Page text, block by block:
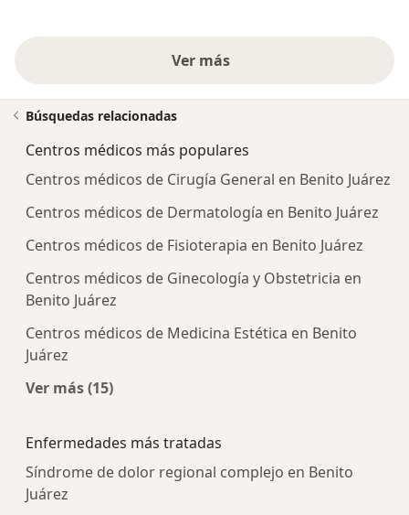
Ver más
Búsquedas relacionadas
Centros médicos más populares
Centros médicos de Cirugía General en Benito Juárez
Centros médicos de Dermatología en Benito Juárez
Centros médicos de Fisioterapia en Benito Juárez
Centros médicos de Ginecología y Obstetricia en
Benito Juárez
Centros médicos de Medicina Estética en Benito
Juárez
Ver más (15)
Enfermedades más tratadas
Síndrome de dolor regional complejo en Benito
Juárez